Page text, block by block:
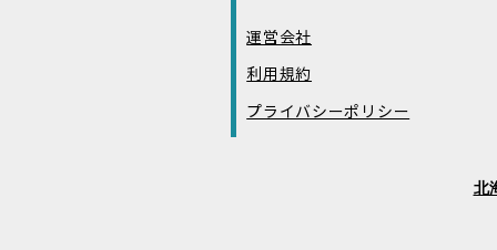
運営会社
利用規約
プライバシーポリシー
北